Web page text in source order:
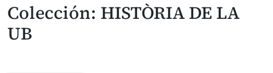
Colección: HISTÒRIA DE LA
UB